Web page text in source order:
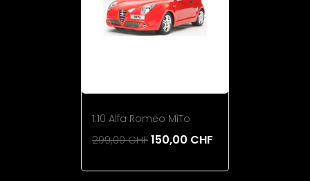
1:10 Alfa Romeo MiTo
299,00 CHF150,00 CHF